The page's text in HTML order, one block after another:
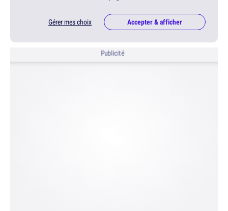
Gérer mes choix Accepter & afficher
Publicité